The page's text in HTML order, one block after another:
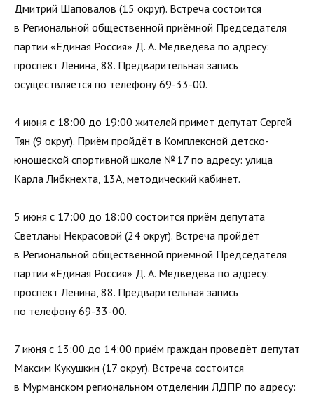
Дмитрий Шаповалов (15 округ). Встреча состоится
в Региональной общественной приёмной Председателя
партии «Единая Россия» Д. А. Медведева по адресу:
проспект Ленина, 88. Предварительная запись
осуществляется по телефону 69-33-00.
4 июня с 18:00 до 19:00 жителей примет депутат Сергей
Тян (9 округ). Приём пройдёт в Комплексной детско-
юношеской спортивной школе № 17 по адресу: улица
Карла Либкнехта, 13А, методический кабинет.
5 июня с 17:00 до 18:00 состоится приём депутата
Светланы Некрасовой (24 округ). Встреча пройдёт
в Региональной общественной приёмной Председателя
партии «Единая Россия» Д. А. Медведева по адресу:
проспект Ленина, 88. Предварительная запись
по телефону 69-33-00.
7 июня с 13:00 до 14:00 приём граждан проведёт депутат
Максим Кукушкин (17 округ). Встреча состоится
в Мурманском региональном отделении ЛДПР по адресу: